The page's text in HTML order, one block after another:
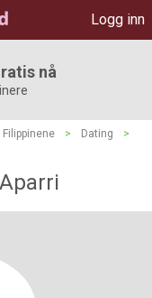
Logg inn
nå
Filippinene > Dating
>